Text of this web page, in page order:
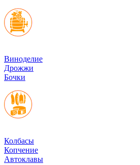
Виноделие
Дрожжи
Бочки
Колбасы
Копчение
Автоклавы